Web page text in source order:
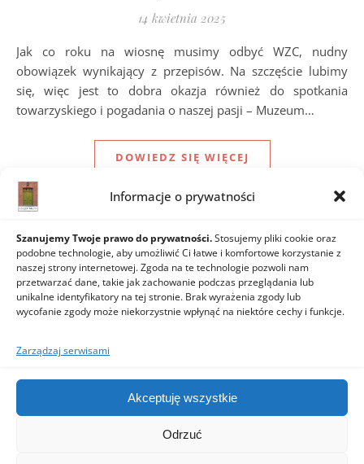
Informacje o prywatności
Szanujemy Twoje prawo do prywatności.Stosujemy pliki cookie oraz
podobne technologie, aby umożliwić Ci łatwe i komfortowe korzystanie z
naszej strony internetowej. Zgoda na te technologie pozwoli nam
przetwarzać dane, takie jak zachowanie podczas przeglądania lub
unikalne identyfikatory na tej stronie. Brak wyrażenia zgody lub
wycofanie zgody może niekorzystnie wpłynąć na niektóre cechy i funkcje.
Zarządzaj serwisami
Akceptuję wszystkie
Odrzuć
14 kwietnia 2025
Jak co roku na wiosnę musimy odbyć WZC, nudny
obowiązek wynikający z przepisów. Na szczęście lubimy
się, więc jest to dobra okazja również do spotkania
towarzyskiego i pogadania o naszej pasji – Muzeum…
DOWIEDZ SIĘ WIĘCEJ
STARSZE WPISY NOWSZE WPISY